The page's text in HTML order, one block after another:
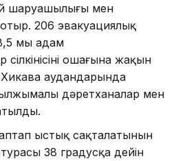
шаруашылығы мен
206 эвакуациялық
мың адам
ошағына жақын
аудандарында
дәретханалар мен
аптап ыстық сақталатынын
38 градусқа дейін